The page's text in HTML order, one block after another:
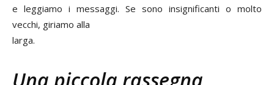
e leggiamo i messaggi. Se sono insignificanti o molto
vecchi, giriamo alla
larga.